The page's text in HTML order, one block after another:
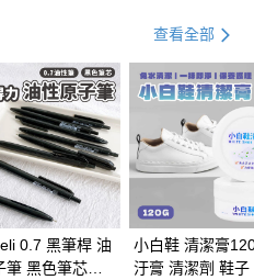
查看全部
0.7 黑筆桿 油
筆 黑色筆芯
小白鞋 清潔膏
汙膏 清潔劑 鞋子